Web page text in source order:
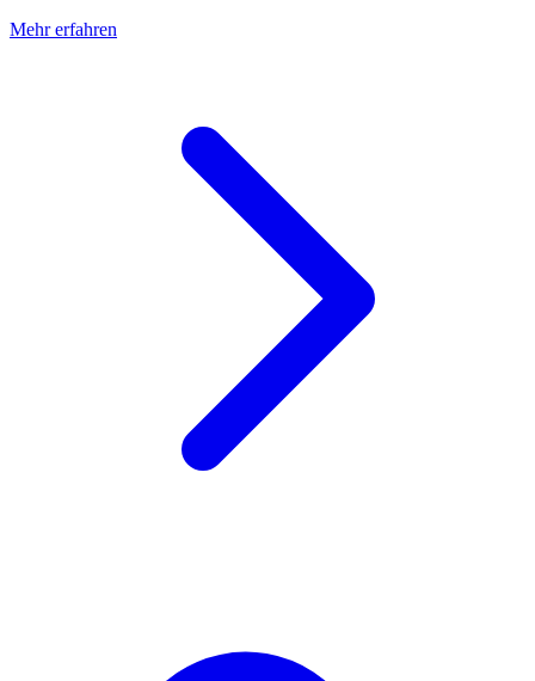
Mehr erfahren